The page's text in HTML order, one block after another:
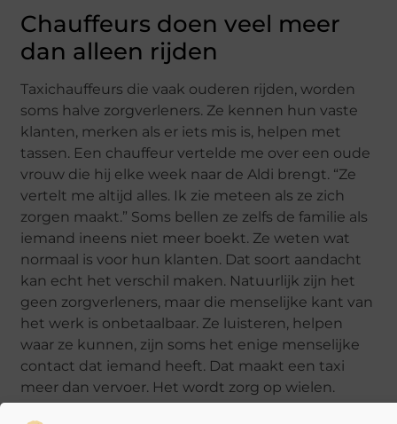
Chauffeurs doen veel meer
dan alleen rijden
Taxichauffeurs die vaak ouderen rijden, worden
soms halve zorgverleners. Ze kennen hun vaste
klanten, merken als er iets mis is, helpen met
tassen. Een chauffeur vertelde me over een oude
vrouw die hij elke week naar de Aldi brengt. “Ze
vertelt me altijd alles. Ik zie meteen als ze zich
zorgen maakt.” Soms bellen ze zelfs de familie als
iemand ineens niet meer boekt. Ze weten wat
normaal is voor hun klanten. Dat soort aandacht
kan echt het verschil maken. Natuurlijk zijn het
geen zorgverleners, maar die menselijke kant van
het werk is onbetaalbaar. Ze luisteren, helpen
waar ze kunnen, zijn soms het enige menselijke
contact dat iemand heeft. Dat maakt een taxi
meer dan vervoer. Het wordt zorg op wielen.